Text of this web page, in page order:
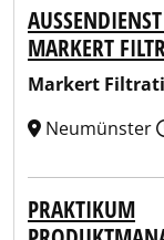
ARKERT
Markert
Neumünster
PRAKTIKUM